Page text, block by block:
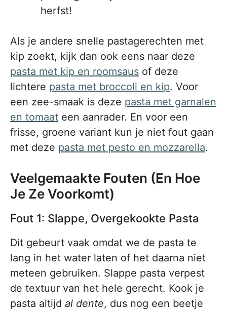
herfst!
Als je andere snelle pastagerechten met
kip zoekt, kijk dan ook eens naar deze
pasta met kip en roomsaus of deze
lichtere pasta met broccoli en kip. Voor
een zee-smaak is deze pasta met garnalen
en tomaat een aanrader. En voor een
frisse, groene variant kun je niet fout gaan
met deze pasta met pesto en mozzarella.
Veelgemaakte Fouten (En Hoe
Je Ze Voorkomt)
Fout 1: Slappe, Overgekookte Pasta
Dit gebeurt vaak omdat we de pasta te
lang in het water laten of het daarna niet
meteen gebruiken. Slappe pasta verpest
de textuur van het hele gerecht. Kook je
pasta altijd al dente, dus nog een beetje